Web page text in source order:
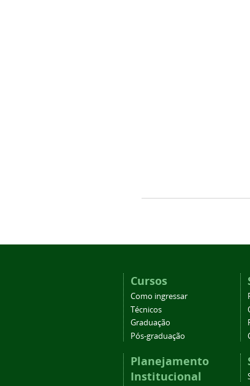
Cursos
Como ingressar
Técnicos
Graduação
Pós-graduação
Planejamento
Institucional